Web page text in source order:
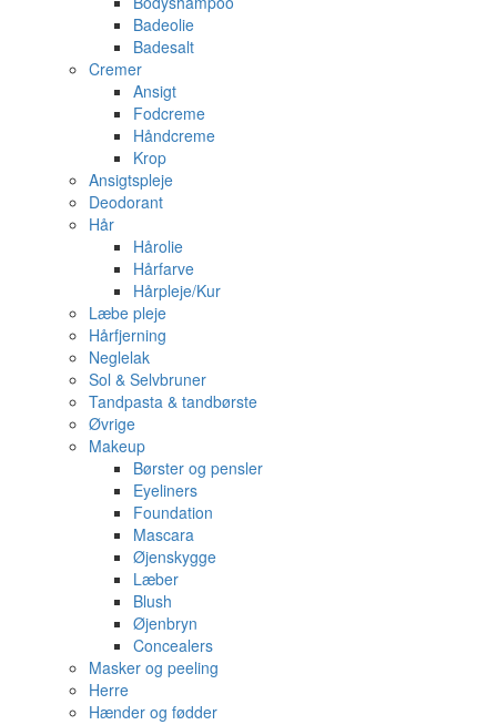
Badeolie
Badesalt
Cremer
Ansigt
Fodcreme
Håndcreme
Krop
Ansigtspleje
Deodorant
Hår
Hårolie
Hårfarve
Hårpleje/Kur
Læbe pleje
Hårfjerning
Neglelak
Sol & Selvbruner
Tandpasta & tandbørste
Øvrige
Makeup
Børster og pensler
Eyeliners
Foundation
Mascara
Øjenskygge
Læber
Blush
Øjenbryn
Concealers
Masker og peeling
Herre
Hænder og fødder